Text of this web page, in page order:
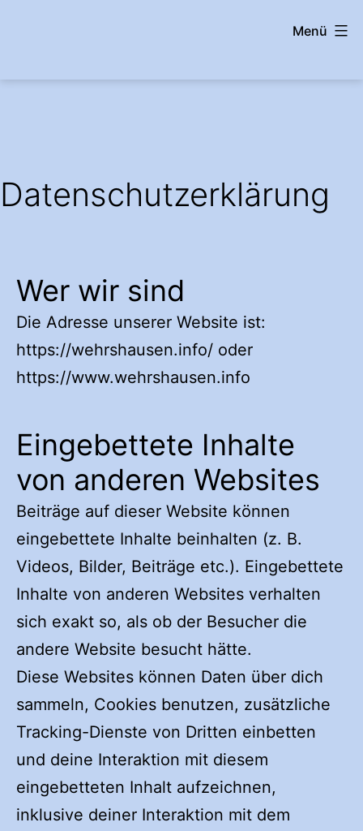
Menü
Datenschutzerklärung
Wer wir sind
Die Adresse unserer Website ist:
https://wehrshausen.info/ oder
https://www.wehrshausen.info
Eingebettete Inhalte
von anderen Websites
Beiträge auf dieser Website können
eingebettete Inhalte beinhalten (z. B.
Videos, Bilder, Beiträge etc.). Eingebettete
Inhalte von anderen Websites verhalten
sich exakt so, als ob der Besucher die
andere Website besucht hätte.
Diese Websites können Daten über dich
sammeln, Cookies benutzen, zusätzliche
Tracking-Dienste von Dritten einbetten
und deine Interaktion mit diesem
eingebetteten Inhalt aufzeichnen,
inklusive deiner Interaktion mit dem